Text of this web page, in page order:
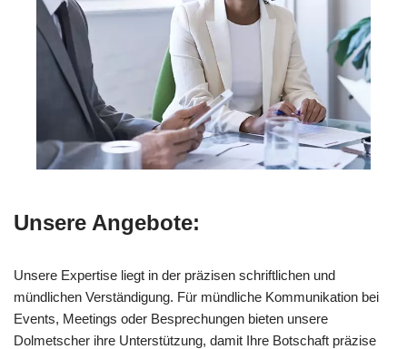
Unsere Angebote:
Unsere Expertise liegt in der präzisen schriftlichen und
mündlichen Verständigung. Für mündliche Kommunikation bei
Events, Meetings oder Besprechungen bieten unsere
Dolmetscher ihre Unterstützung, damit Ihre Botschaft präzise